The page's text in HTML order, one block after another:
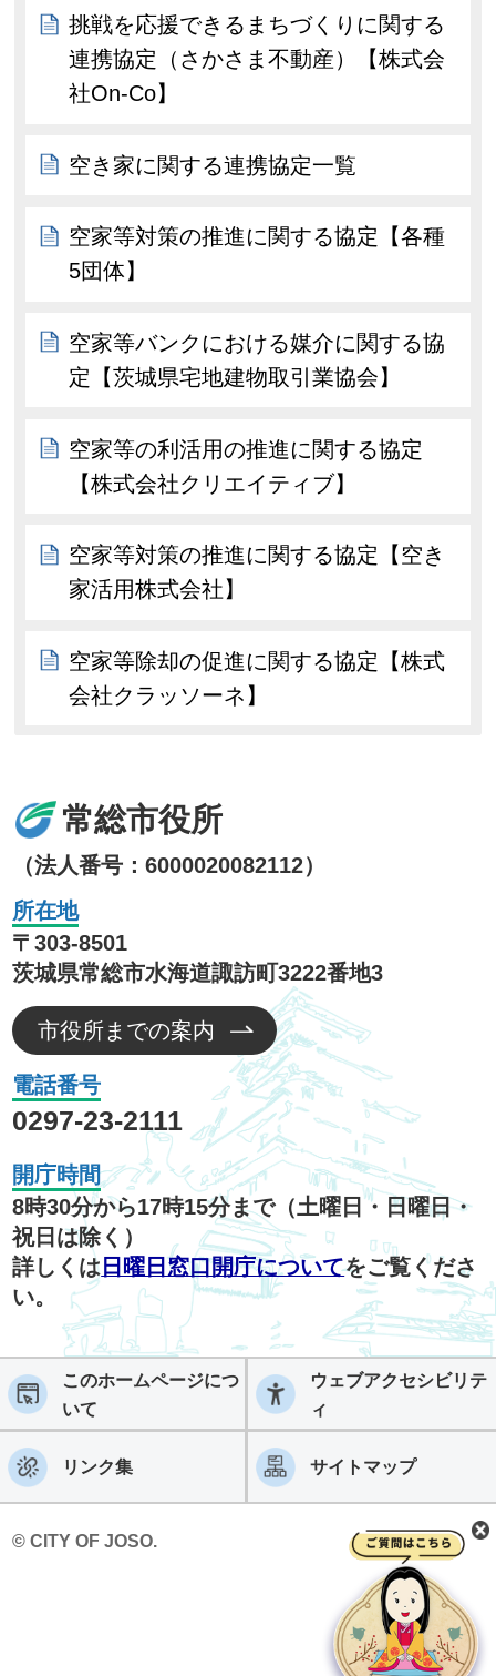
挑戦を応援できるまちづくりに関する
連携協定（さかさま不動産）【株式会
社On-Co】
空き家に関する連携協定一覧
空家等対策の推進に関する協定【各種
5団体】
空家等バンクにおける媒介に関する協
定【茨城県宅地建物取引業協会】
空家等の利活用の推進に関する協定
【株式会社クリエイティブ】
空家等対策の推進に関する協定【空き
家活用株式会社】
空家等除却の促進に関する協定【株式
会社クラッソーネ】
常総市役所
（法人番号：6000020082112）
所在地
〒303-8501
茨城県常総市水海道諏訪町3222番地3
市役所までの案内
電話番号
0297-23-2111
開庁時間
8時30分から17時15分まで（土曜日・日曜日・
祝日は除く）
詳しくは 日曜日窓口開庁についてをご覧くださ
い。
このホームページにつ
いて
ウェブアクセシビリテ
ィ
リンク集 サイトマップ
© CITY OF JOSO.